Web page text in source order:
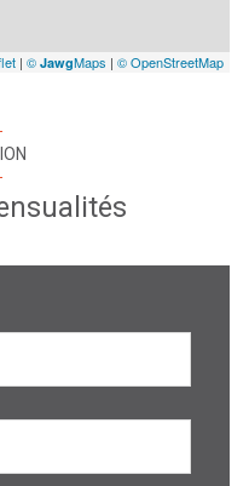
| © JawgMaps | © OpenStreetMap